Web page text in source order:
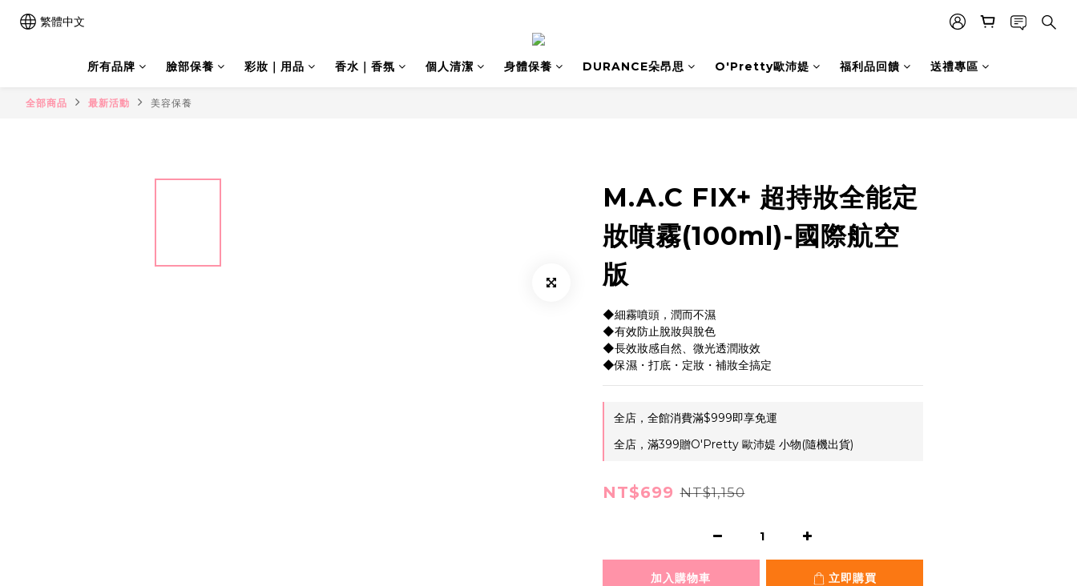
繁體中文
所有品牌 臉部保養 彩妝｜用品 香水｜香氛 個人清潔 身體保養 DURANCE朵昂思 O'Pretty歐沛媞 福利品回饋 送禮專區
全部商品 最新活動 美容保養
M.A.C FIX+ 超持妝全能定
妝噴霧(100ml)-國際航空
版
◆細霧噴頭，潤而不濕
◆有效防止脫妝與脫色
◆長效妝感自然、微光透潤妝效
◆保濕・打底・定妝・補妝全搞定
全店，全館消費滿$999即享免運
全店，滿399贈O'Pretty 歐沛媞 小物(隨機出貨)
NT$699 NT$1,150
加入購物車 立即購買